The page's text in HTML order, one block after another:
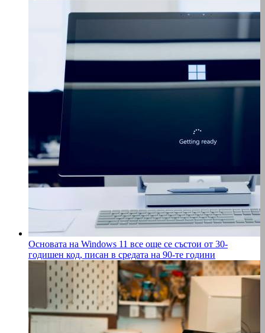
Основата на Windows 11 все още се състои от 30-
годишен код, писан в средата на 90-те години